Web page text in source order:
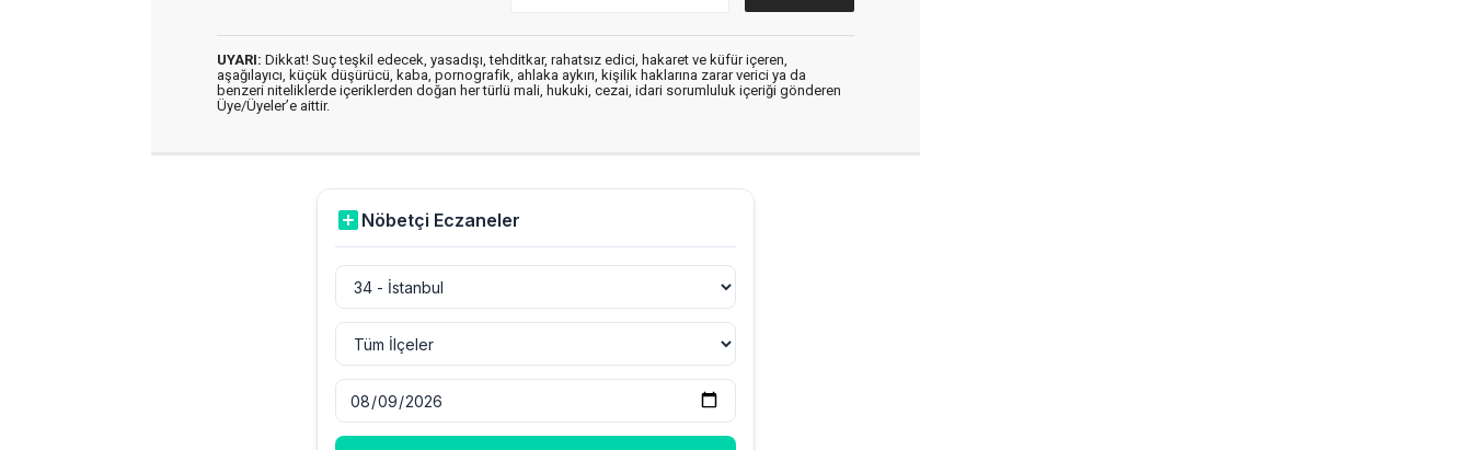
UYARI: Dikkat! Suç teşkil edecek, yasadışı, tehditkar, rahatsız edici, hakaret ve küfür içeren,
aşağılayıcı, küçük düşürücü, kaba, pornografik, ahlaka aykırı, kişilik haklarına zarar verici ya da
benzeri niteliklerde içeriklerden doğan her türlü mali, hukuki, cezai, idari sorumluluk içeriği gönderen
Üye/Üyeler’e aittir.